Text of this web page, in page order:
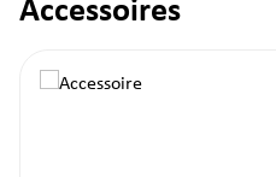
Ignorer la galerie de produits
Accessoires